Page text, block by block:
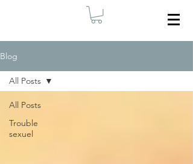
Blog
All Posts
Trouble
sexuel
All Posts